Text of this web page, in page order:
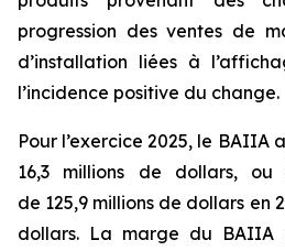
progression des ventes de
d’installation liées à
l’incidence positive du change.
Pour l’exercice 2025, le BAIIA
16,3 millions de dollars, ou
de 125,9 millions de dollars en
dollars. La marge du BAIIA